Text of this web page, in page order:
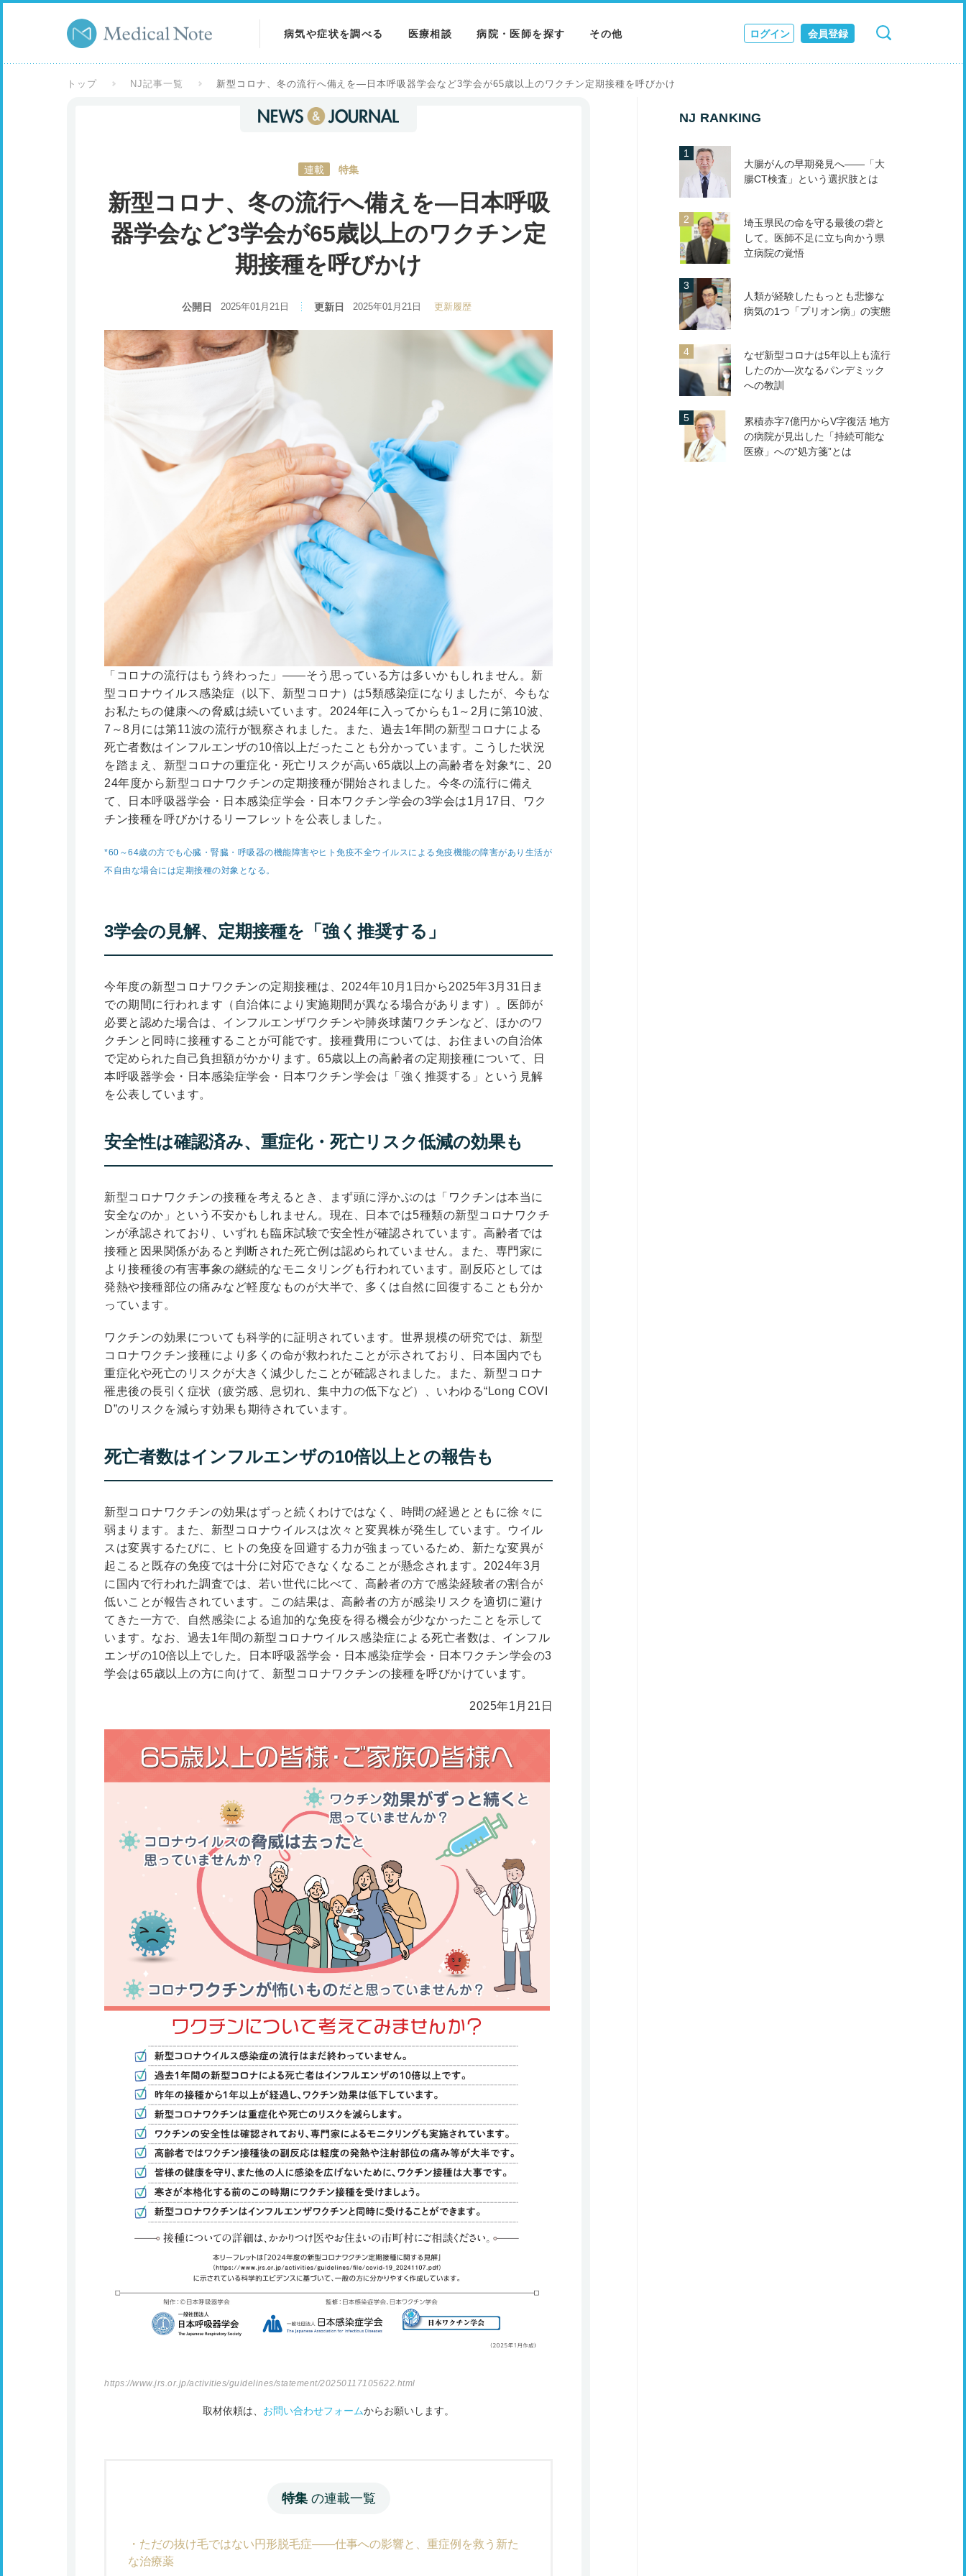
病気や症状を調べる
症状を調べる
医療相談 病院・医師を探す その他 ログイン 会員登録
検索 キャンセル
トップ NJ記事一覧 新型コロナ、冬の流行へ備えを―日本呼吸器学会など3学会が65歳以上のワクチン定期接種を呼びかけ
連載 特集
新型コロナ、冬の流行へ備えを―日本呼吸
器学会など3学会が65歳以上のワクチン定
期接種を呼びかけ
公開日 2025年01月21日 更新日 2025年01月21日 更新履歴
「コロナの流行はもう終わった」――そう思っている方は多いかもしれません。新
型コロナウイルス感染症（以下、新型コロナ）は5類感染症になりましたが、今もな
お私たちの健康への脅威は続いています。2024年に入ってからも1～2月に第10波、
7～8月には第11波の流行が観察されました。また、過去1年間の新型コロナによる
死亡者数はインフルエンザの10倍以上だったことも分かっています。こうした状況
を踏まえ、新型コロナの重症化・死亡リスクが高い65歳以上の高齢者を対象*に、20
24年度から新型コロナワクチンの定期接種が開始されました。今冬の流行に備え
て、日本呼吸器学会・日本感染症学会・日本ワクチン学会の3学会は1月17日、ワク
チン接種を呼びかけるリーフレットを公表しました。
*60～64歳の方でも心臓・腎臓・呼吸器の機能障害やヒト免疫不全ウイルスによる免疫機能の障害があり生活が
不自由な場合には定期接種の対象となる。
3学会の見解、定期接種を「強く推奨する」
今年度の新型コロナワクチンの定期接種は、2024年10月1日から2025年3月31日ま
での期間に行われます（自治体により実施期間が異なる場合があります）。医師が
必要と認めた場合は、インフルエンザワクチンや肺炎球菌ワクチンなど、ほかのワ
クチンと同時に接種することが可能です。接種費用については、お住まいの自治体
で定められた自己負担額がかかります。65歳以上の高齢者の定期接種について、日
本呼吸器学会・日本感染症学会・日本ワクチン学会は「強く推奨する」という見解
を公表しています。
安全性は確認済み、重症化・死亡リスク低減の効果も
新型コロナワクチンの接種を考えるとき、まず頭に浮かぶのは「ワクチンは本当に
安全なのか」という不安かもしれません。現在、日本では5種類の新型コロナワクチ
ンが承認されており、いずれも臨床試験で安全性が確認されています。高齢者では
接種と因果関係があると判断された死亡例は認められていません。また、専門家に
より接種後の有害事象の継続的なモニタリングも行われています。副反応としては
発熱や接種部位の痛みなど軽度なものが大半で、多くは自然に回復することも分か
っています。
ワクチンの効果についても科学的に証明されています。世界規模の研究では、新型
コロナワクチン接種により多くの命が救われたことが示されており、日本国内でも
重症化や死亡のリスクが大きく減少したことが確認されました。また、新型コロナ
罹患後の長引く症状（疲労感、息切れ、集中力の低下など）、いわゆる“Long COVI
D”のリスクを減らす効果も期待されています。
死亡者数はインフルエンザの10倍以上との報告も
新型コロナワクチンの効果はずっと続くわけではなく、時間の経過とともに徐々に
弱まります。また、新型コロナウイルスは次々と変異株が発生しています。ウイル
スは変異するたびに、ヒトの免疫を回避する力が強まっているため、新たな変異が
起こると既存の免疫では十分に対応できなくなることが懸念されます。2024年3月
に国内で行われた調査では、若い世代に比べて、高齢者の方で感染経験者の割合が
低いことが報告されています。この結果は、高齢者の方が感染リスクを適切に避け
てきた一方で、自然感染による追加的な免疫を得る機会が少なかったことを示して
います。なお、過去1年間の新型コロナウイルス感染症による死亡者数は、インフル
エンザの10倍以上でした。日本呼吸器学会・日本感染症学会・日本ワクチン学会の3
学会は65歳以上の方に向けて、新型コロナワクチンの接種を呼びかけています。
2025年1月21日
https://www.jrs.or.jp/activities/guidelines/statement/20250117105622.html
取材依頼は、 お問い合わせフォームからお願いします。
特集 の連載一覧
ただの抜け毛ではない円形脱毛症――仕事への影響と、重症例を救う新た
な治療薬
NJ RANKING
大腸がんの早期発見へ――「大
腸CT検査」という選択肢とは
埼玉県民の命を守る最後の砦と
して。医師不足に立ち向かう県
立病院の覚悟
人類が経験したもっとも悲惨な
病気の1つ「プリオン病」の実態
なぜ新型コロナは5年以上も流行
したのか―次なるパンデミック
への教訓
累積赤字7億円からV字復活 地方
の病院が見出した「持続可能な
医療」への“処方箋”とは